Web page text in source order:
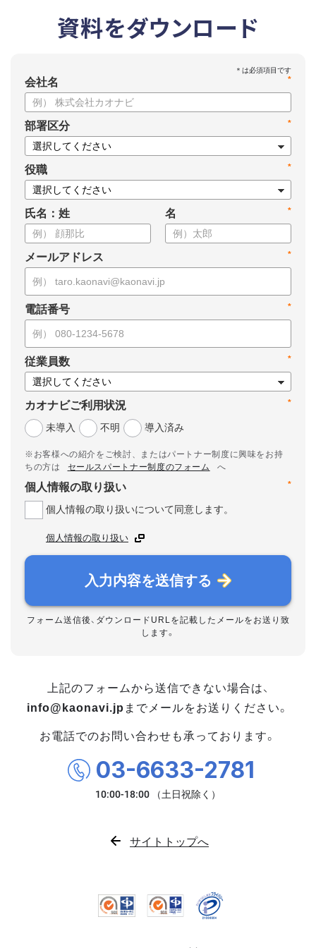
資料をダウンロード
*
会社名
*
部署区分
*
役職
氏名：姓 *
名
*
メールアドレス
*
電話番号
*
従業員数
*
カオナビご利用状況
未導入
不明 導入済み
※お客様への紹介をご検討、またはパートナー制度に興味をお持
ちの方は
セールスパートナー制度のフォーム
へ
*
個人情報の取り扱い
個人情報の取り扱いについて同意します。
個人情報の取り扱い
入力内容を送信する
フォーム送信後、ダウンロードURLを記載したメールをお送り致
します。
上記のフォームから送信できない場合は、
info@kaonavi.jp までメールをお送りください。
お電話でのお問い合わせも承っております。
03-6633-2781
サイトトップへ